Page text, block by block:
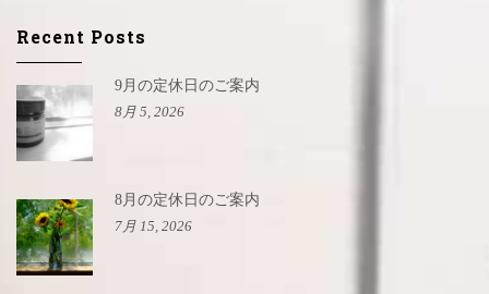
Recent Posts
9月の定休日のご案内
8月 5, 2026
8月の定休日のご案内
7月 15, 2026